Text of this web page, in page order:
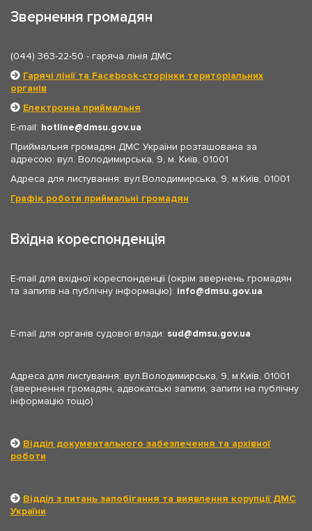
Звернення громадян
(044) 363-22-50 - гаряча лінія ДМС
Гарячі лінії та Facebook-сторінки територіальних
органів
Електронна приймальня
E-mail: hotline
dmsu.gov.ua
Приймальня громадян ДМС України розташована за
адресою: вул. Володимирська, 9, м. Київ, 01001
Адреса для листування: вул.Володимирська, 9, м.Київ, 01001
Графік роботи приймальні громадян
Вхідна кореспонденція
E-mail для вхідної кореспонденції (окрім звернень громадян
та запитів на публічну інформацію): info dmsu.gov.ua
E-mail для органів судової влади: sud dmsu.gov.ua
Адреса для листування: вул.Володимирська, 9, м.Київ, 01001
(звернення громадян, адвокатські запити, запити на публічну
інформацію тощо)
Відділ документального забезпечення та архівної
роботи
Відділ з питань запобігання та виявлення корупції ДМС
України